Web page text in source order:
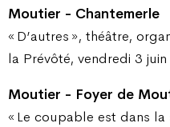
Moutier - Chantemerle
« D’autres », théâtre,
la Prévôté, vendredi 3 juin
Moutier - Foyer de
« Le coupable est dans